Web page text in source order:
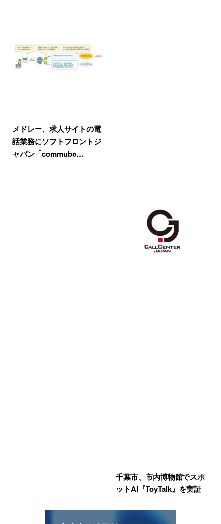
メドレー、求人サイトの電
話業務にソフトフロントジ
ャパン「commubo…
千葉市、市内博物館でスポ
ットAI『ToyTalk』を実証